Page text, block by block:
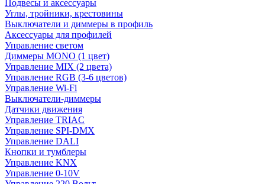
Подвесы и аксессуары
Углы, тройники, крестовины
Выключатели и диммеры в профиль
Аксессуары для профилей
Управление светом
Диммеры MONO (1 цвет)
Управление MIX (2 цвета)
Управление RGB (3-6 цветов)
Управление Wi-Fi
Выключатели-диммеры
Датчики движения
Управление TRIAC
Управление SPI-DMX
Управление DALI
Кнопки и тумблеры
Управление KNX
Управление 0-10V